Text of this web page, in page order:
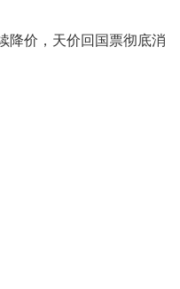
降价，天价回国票彻底消